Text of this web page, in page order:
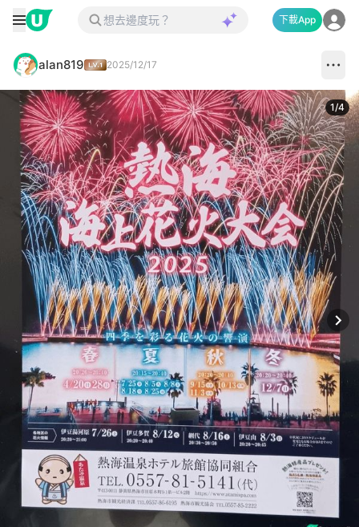
下載App
alan819 2025/12/17
1/4